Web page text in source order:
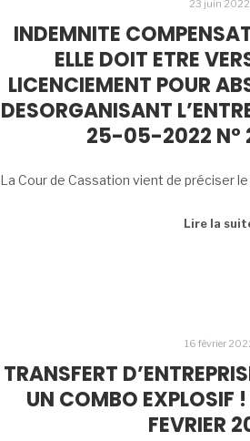
23 juin 2022
INDEMNITE
ELLE DOIT ETRE
LICENCIEMENT POUR
DESORGANISANT
25-05-2022 N°
La Cour de Cassation vient de préciser
Lire la
16 février
TRANSFERT
UN COMBO EXPLOSIF
FEVRIER